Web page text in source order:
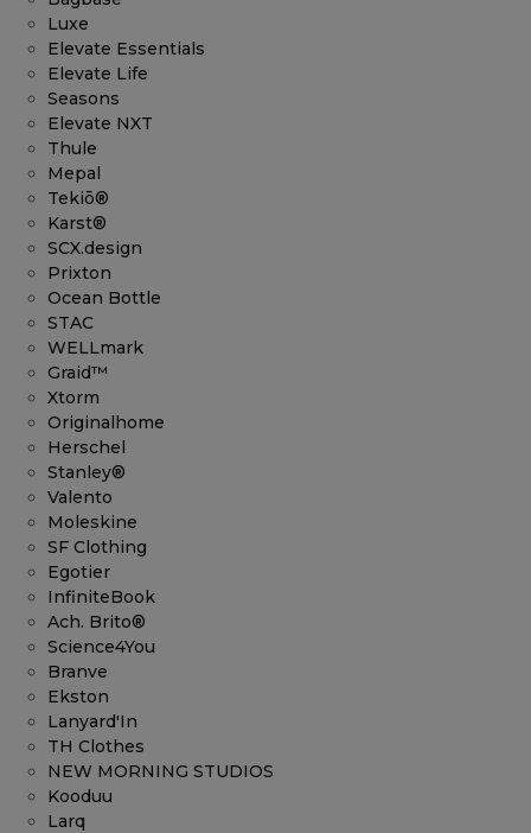
Luxe
Elevate Essentials
Elevate Life
Seasons
Elevate NXT
Thule
Mepal
Tekiō®
Karst®
SCX.design
Prixton
Ocean Bottle
STAC
WELLmark
Graid™
Xtorm
Originalhome
Herschel
Stanley®
Valento
Moleskine
SF Clothing
Egotier
InfiniteBook
Ach. Brito®
Science4You
Branve
Ekston
Lanyard'In
TH Clothes
NEW MORNING STUDIOS
Kooduu
Larq